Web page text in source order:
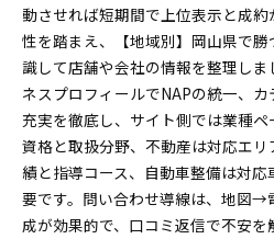
動させれば短期間で上位表示と成
性を踏まえ、【地域別】岡山県で
識して店舗や会社の情報を整理し
ネスプロフィールでNAPの統一、
充実を徹底し、サイト側では業種
資格と取扱分野、不動産は対応エ
績と指導コース、自動車整備は対
要です。問い合わせ導線は、地図
成が効果的で、口コミ返信で不安